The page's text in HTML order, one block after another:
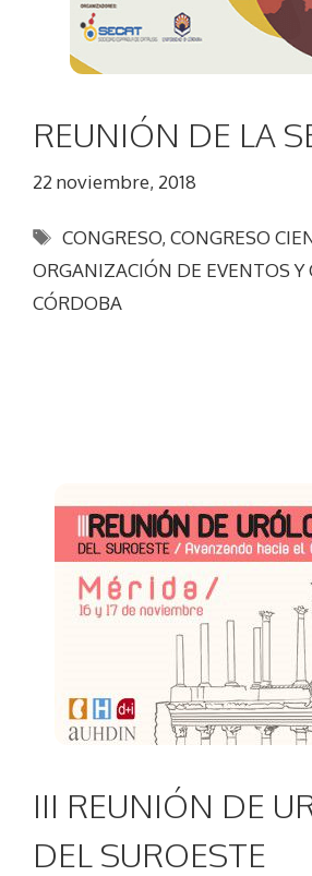
REUNIÓN DE LA
22 noviembre, 2018
Etiquetas
CONGRESO,CONGRESO
ORGANIZACIÓN DE EVENTOS Y
CÓRDOBA
III REUNIÓN DE
DEL SUROESTE